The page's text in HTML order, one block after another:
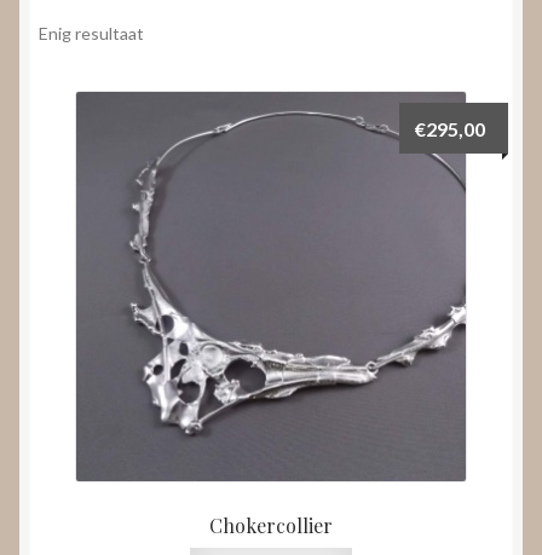
Nieuws
Video’s
uitvouwen
Enig resultaat
Chokercollier
€295,00